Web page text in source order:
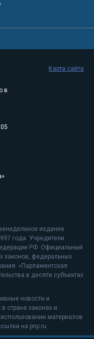
в
издание
года. Учредители
РФ. Официальный
законов, федеральных
«Парламентская
в десяти субъектах
новости и
стране законах и
материалов
на pnp.ru
Карта сайта